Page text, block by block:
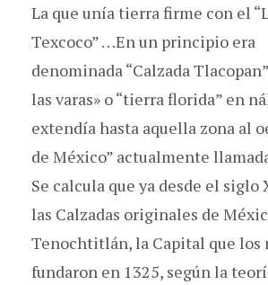
La que unía tierra firme con el
Texcoco” …En un principio era
denominada “Calzada
las varas» o “tierra florida” en
extendía hasta aquella zona al
de México” actualmente
Se calcula que ya desde el siglo
las Calzadas originales de
Tenochtitlán, la Capital que los
fundaron en 1325, según la